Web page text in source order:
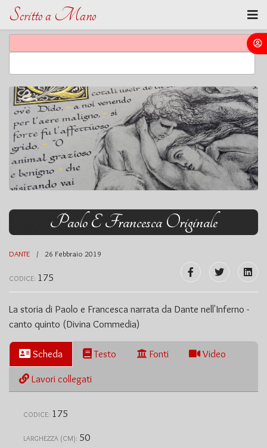
Scritto a Mano
Paolo E Francesca Originale
DANTE 26 Febbraio 2019
CODICE: 175
La storia di Paolo e Francesca narrata da Dante nell'Inferno -
canto quinto (Divina Commedia)
Scheda Testo Fonti Video
Lavori collegati
CODICE: 175
LARGHEZZA (CM): 50